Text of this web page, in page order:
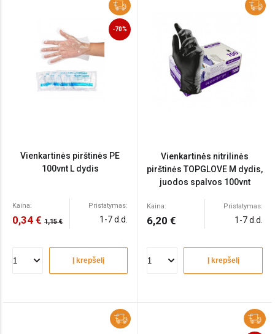
-70%
Vienkartinės pirštinės PE
100vnt L dydis
Kaina:
0,34 € 1,15 €
Pristatymas:
1-7 d.d.
Į krepšelį
Vienkartinės nitrilinės
pirštinės TOPGLOVE M dydis,
juodos spalvos 100vnt
Kaina:
6,20 €
Pristatymas:
1-7 d.d.
Į krepšelį